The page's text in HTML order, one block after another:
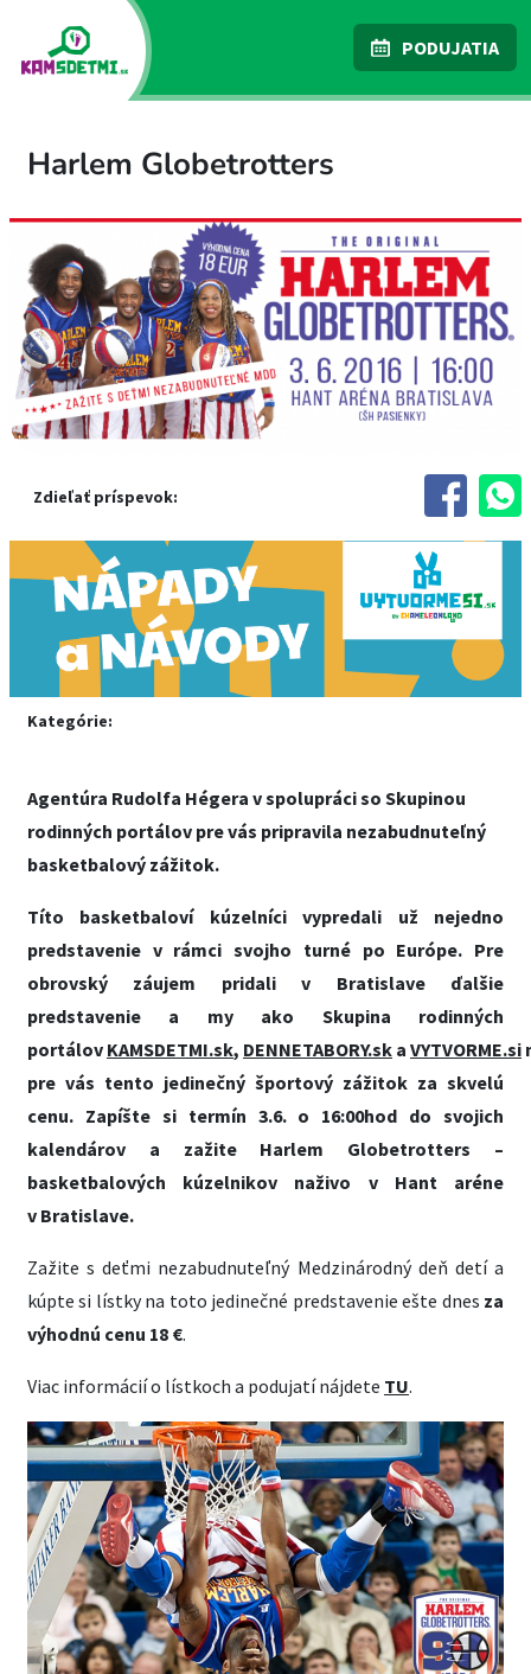
PODUJATIA
Harlem Globetrotters
Zdieľať príspevok:
Kategórie:
Agentúra Rudolfa Hégera v spolupráci so Skupinou
rodinných portálov pre vás pripravila nezabudnuteľný
basketbalový zážitok.
Títo basketbaloví kúzelníci vypredali už nejedno
predstavenie v rámci svojho turné po Európe. Pre
obrovský záujem pridali v Bratislave
ďalšie
predstavenie a my ako Skupina rodinných
portálov KAMSDETMI.sk, DENNETABORY.sk a VYTVORME.si
pre vás tento jedinečný športový zážitok za skvelú
cenu. Zapíšte si termín 3.6. o 16:00hod do svojich
kalendárov a zažite Harlem Globetrotters –
basketbalových kúzelnikov naživo v Hant aréne
v Bratislave.
Zažite s deťmi nezabudnuteľný Medzinárodný deň detí a
kúpte si lístky na toto jedinečné predstavenie ešte dnes za
výhodnú cenu 18 €.
Viac informácií o lístkoch a podujatí nájdete TU.